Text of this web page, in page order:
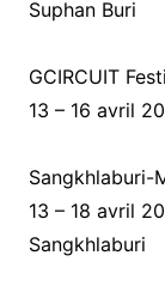
Suphan Buri
GCIRCUIT
13 – 16 avril
Sangkhlaburi-
13 – 18 avril
Sangkhlaburi